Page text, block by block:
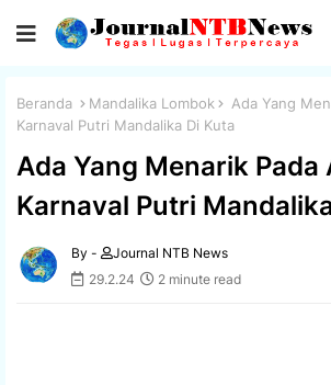
Beranda Mandalika Lombok
Ada Yang
Karnaval Putri Mandalika Di Kuta
Ada Yang Menarik Pada
Karnaval Putri
By -
Journal NTB News
29.2.24
2 minute read